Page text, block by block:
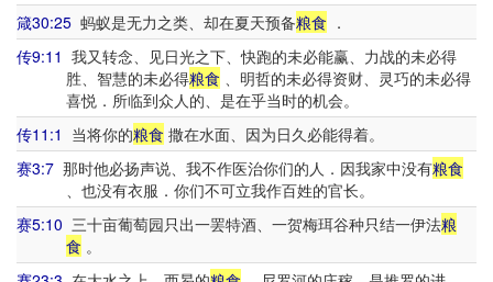
箴30:25 蚂蚁是无力之类、却在夏天预备粮食 ．
传9:11 我又转念、见日光之下、快跑的未必能赢、力战的未必得
胜、智慧的未必得粮食 、明哲的未必得资财、灵巧的未必得
喜悦．所临到众人的、是在乎当时的机会。
传11:1 当将你的粮食 撒在水面、因为日久必能得着。
赛3:7 那时他必扬声说、我不作医治你们的人．因我家中没有粮食
、也没有衣服．你们不可立我作百姓的官长。
赛5:10 三十亩葡萄园只出一罢特酒、一贺梅珥谷种只结一伊法粮
食 。